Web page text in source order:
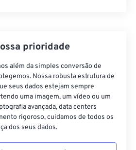
prioridade
além da simples conversão de
Nossa robusta estrutura de
seus dados estejam sempre
uma imagem, um vídeo ou um
avançada, data centers
rigoroso, cuidamos de todos os
dos seus dados.